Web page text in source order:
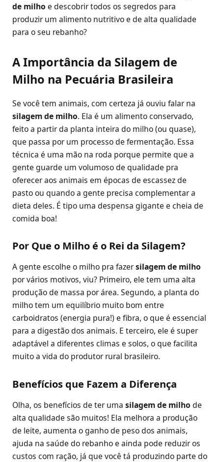
de milho e descobrir todos os segredos para
produzir um alimento nutritivo e de alta qualidade
para o seu rebanho?
A Importância da Silagem de
Milho na Pecuária Brasileira
Se você tem animais, com certeza já ouviu falar na
silagem de milho. Ela é um alimento conservado,
feito a partir da planta inteira do milho (ou quase),
que passa por um processo de fermentação. Essa
técnica é uma mão na roda porque permite que a
gente guarde um volumoso de qualidade pra
oferecer aos animais em épocas de escassez de
pasto ou quando a gente precisa complementar a
dieta deles. É tipo uma despensa gigante e cheia de
comida boa!
Por Que o Milho é o Rei da Silagem?
A gente escolhe o milho pra fazersilagem de milho
por vários motivos, viu? Primeiro, ele tem uma alta
produção de massa por área. Segundo, a planta do
milho tem um equilíbrio muito bom entre
carboidratos (energia pura!) e fibra, o que é essencial
para a digestão dos animais. E terceiro, ele é super
adaptável a diferentes climas e solos, o que facilita
muito a vida do produtor rural brasileiro.
Benefícios que Fazem a Diferença
Olha, os benefícios de ter uma silagem de milho de
alta qualidade são muitos! Ela melhora a produção
de leite, aumenta o ganho de peso dos animais,
ajuda na saúde do rebanho e ainda pode reduzir os
custos com ração, já que você tá produzindo parte do